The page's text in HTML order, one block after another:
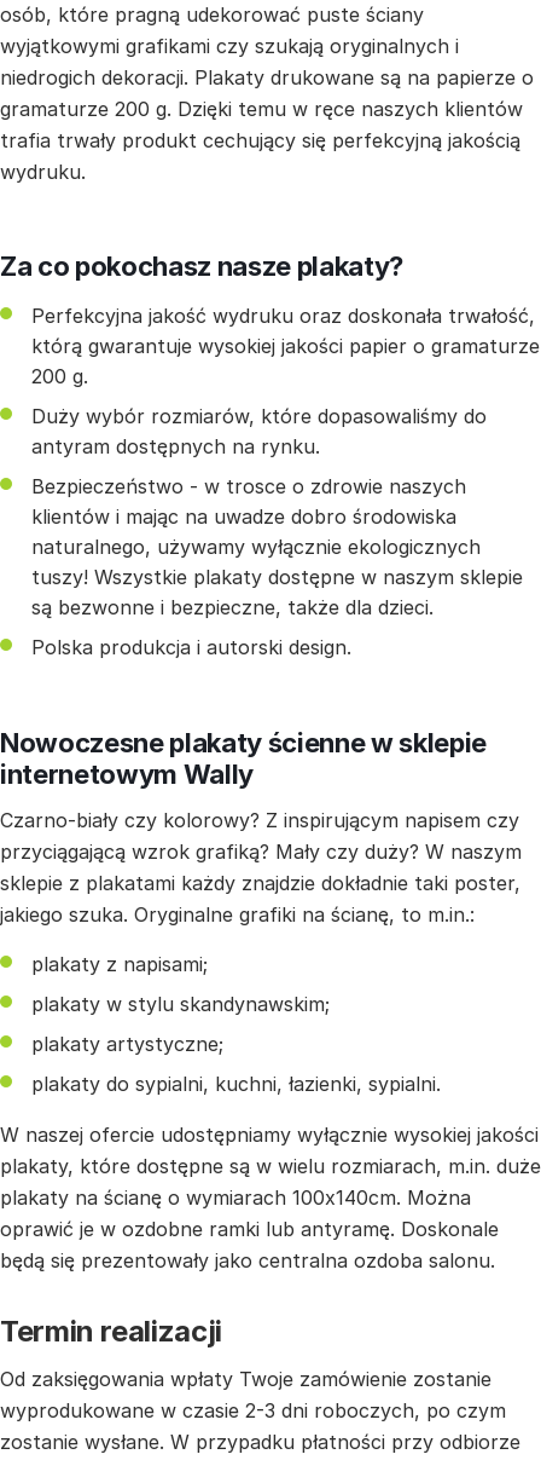
osób, które pragną udekorować puste ściany
wyjątkowymi grafikami czy szukają oryginalnych i
niedrogich dekoracji. Plakaty drukowane są na papierze o
gramaturze 200 g. Dzięki temu w ręce naszych klientów
trafia trwały produkt cechujący się perfekcyjną jakością
wydruku.
Za co pokochasz nasze plakaty?
Perfekcyjna jakość wydruku oraz doskonała trwałość,
którą gwarantuje wysokiej jakości papier o gramaturze
200 g.
Duży wybór rozmiarów, które dopasowaliśmy do
antyram dostępnych na rynku.
Bezpieczeństwo - w trosce o zdrowie naszych
klientów i mając na uwadze dobro środowiska
naturalnego, używamy wyłącznie ekologicznych
tuszy! Wszystkie plakaty dostępne w naszym sklepie
są bezwonne i bezpieczne, także dla dzieci.
Polska produkcja i autorski design.
Nowoczesne plakaty ścienne w sklepie
internetowym Wally
Czarno-biały czy kolorowy? Z inspirującym napisem czy
przyciągającą wzrok grafiką? Mały czy duży? W naszym
sklepie z plakatami każdy znajdzie dokładnie taki poster,
jakiego szuka. Oryginalne grafiki na ścianę, to m.in.:
plakaty z napisami;
plakaty w stylu skandynawskim;
plakaty artystyczne;
plakaty do sypialni, kuchni, łazienki, sypialni.
W naszej ofercie udostępniamy wyłącznie wysokiej jakości
plakaty, które dostępne są w wielu rozmiarach, m.in. duże
plakaty na ścianę o wymiarach 100x140cm. Można
oprawić je w ozdobne ramki lub antyramę. Doskonale
będą się prezentowały jako centralna ozdoba salonu.
Termin realizacji
Od zaksięgowania wpłaty Twoje zamówienie zostanie
wyprodukowane w czasie 2-3 dni roboczych, po czym
zostanie wysłane. W przypadku płatności przy odbiorze